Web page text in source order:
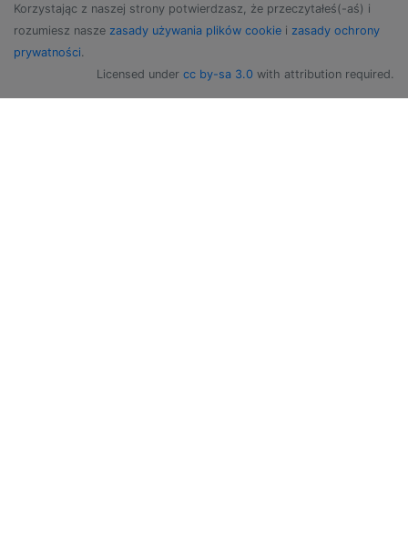
Korzystając z naszej strony potwierdzasz, że przeczytałeś(-aś) i
rozumiesz nasze zasady używania plików cookie i zasady ochrony
prywatności.
Licensed under cc by-sa 3.0 with attribution required.